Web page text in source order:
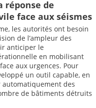
réponse de
face aux séismes
les autorités ont besoin
de l’ampleur des
anticiper le
en mobilisant
aux urgences. Pour
un outil capable, en
automatiquement des
de bâtiments détruits